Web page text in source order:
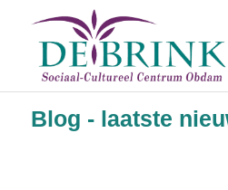
Blog - laatste